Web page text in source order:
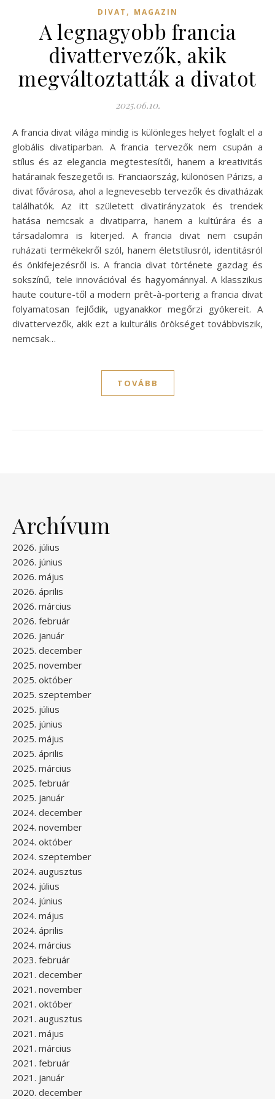
DIVAT , MAGAZIN
A legnagyobb francia
divattervezők, akik
megváltoztatták a divatot
2025.06.10.
A francia divat világa mindig is különleges helyet foglalt el a
globális divatiparban. A francia tervezők nem csupán a
stílus és az elegancia megtestesítői, hanem a kreativitás
határainak feszegetői is. Franciaország, különösen Párizs, a
divat fővárosa, ahol a legnevesebb tervezők és divatházak
találhatók. Az itt született divatirányzatok és trendek
hatása nemcsak a divatiparra, hanem a kultúrára és a
társadalomra is kiterjed. A francia divat nem csupán
ruházati termékekről szól, hanem életstílusról, identitásról
és önkifejezésről is. A francia divat története gazdag és
sokszínű, tele innovációval és hagyománnyal. A klasszikus
haute couture-től a modern prêt-à-porterig a francia divat
folyamatosan fejlődik, ugyanakkor megőrzi gyökereit. A
divattervezők, akik ezt a kulturális örökséget továbbviszik,
nemcsak…
TOVÁBB
Archívum
2026. július
2026. június
2026. május
2026. április
2026. március
2026. február
2026. január
2025. december
2025. november
2025. október
2025. szeptember
2025. július
2025. június
2025. május
2025. április
2025. március
2025. február
2025. január
2024. december
2024. november
2024. október
2024. szeptember
2024. augusztus
2024. július
2024. június
2024. május
2024. április
2024. március
2023. február
2021. december
2021. november
2021. október
2021. augusztus
2021. május
2021. március
2021. február
2021. január
2020. december